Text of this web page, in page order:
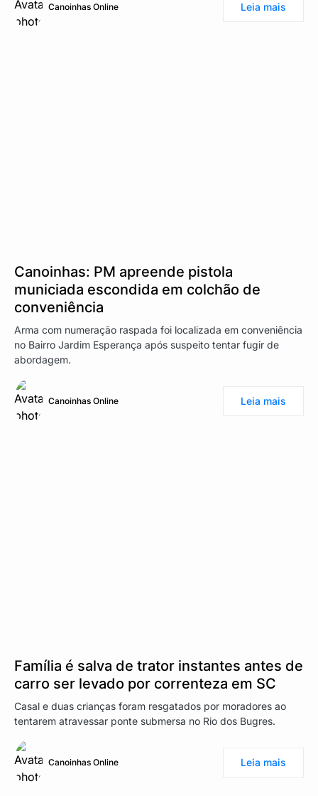
Canoinhas Online Leia mais
Canoinhas: PM apreende pistola
municiada escondida em colchão de
conveniência
Arma com numeração raspada foi localizada em conveniência
no Bairro Jardim Esperança após suspeito tentar fugir de
abordagem.
Canoinhas Online Leia mais
Família é salva de trator instantes antes de
carro ser levado por correnteza em SC
Casal e duas crianças foram resgatados por moradores ao
tentarem atravessar ponte submersa no Rio dos Bugres.
Canoinhas Online Leia mais